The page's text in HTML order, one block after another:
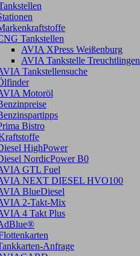
Tankstellen
AVIA XPress Weißenburg
AVIA Tankstelle Treuchtlingen
Tankstellensuche
Motoröl
Bistro
HighPower
NordicPower B0
GTL Fuel
NEXT DIESEL HVO100
BlueDiesel
2-Takt-Mix
4 Takt Plus
Anfrage